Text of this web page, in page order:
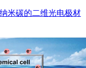
米碳的二维光电极材